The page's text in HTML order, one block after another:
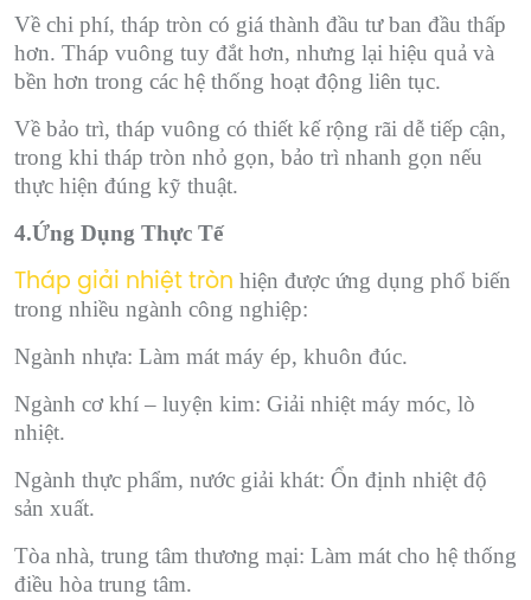
Về chi phí, tháp tròn có giá thành đầu tư ban đầu thấp
hơn. Tháp vuông tuy đắt hơn, nhưng lại hiệu quả và
bền hơn trong các hệ thống hoạt động liên tục.
Về bảo trì, tháp vuông có thiết kế rộng rãi dễ tiếp cận,
trong khi tháp tròn nhỏ gọn, bảo trì nhanh gọn nếu
thực hiện đúng kỹ thuật.
4.Ứng Dụng Thực Tế
Tháp giải nhiệt tròn hiện được ứng dụng phổ biến
trong nhiều ngành công nghiệp:
Ngành nhựa: Làm mát máy ép, khuôn đúc.
Ngành cơ khí – luyện kim: Giải nhiệt máy móc, lò
nhiệt.
Ngành thực phẩm, nước giải khát: Ổn định nhiệt độ
sản xuất.
Tòa nhà, trung tâm thương mại: Làm mát cho hệ thống
điều hòa trung tâm.